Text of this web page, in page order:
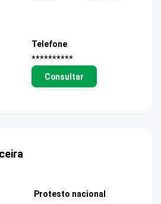
Telefone
**********
Consultar
Protesto nacional